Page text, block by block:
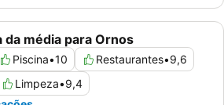
da média para Ornos
Piscina•10 Restaurantes•9,6
Limpeza•9,4